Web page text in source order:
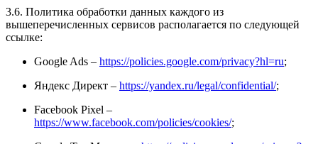
3.6. Политика обработки данных каждого из
вышеперечисленных сервисов располагается по следующей
ссылке:
Google Ads – https://policies.google.com/privacy?hl=ru;
Яндекс Директ – https://yandex.ru/legal/confidential/;
Facebook Pixel –
https://www.facebook.com/policies/cookies/;